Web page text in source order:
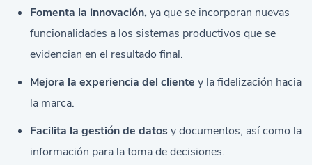
Fomenta la innovación, ya que se incorporan nuevas
funcionalidades a los sistemas productivos que se
evidencian en el resultado final.
Mejora la experiencia del cliente y la fidelización hacia
la marca.
Facilita la gestión de datosy documentos, así como la
información para la toma de decisiones.